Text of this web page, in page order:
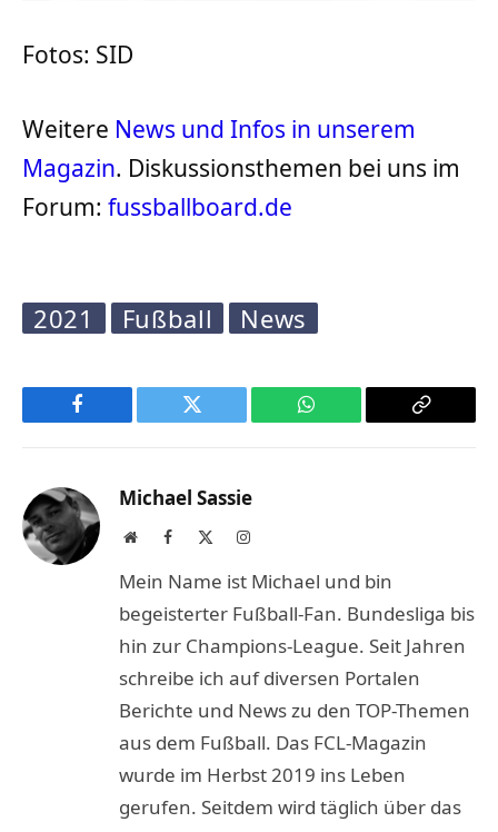
Fotos: SID
Weitere News und Infos in unserem
Magazin. Diskussionsthemen bei uns im
Forum: fussballboard.de
2021 Fußball News
Facebook Twitter WhatsApp
Copy
Michael Sassie
WebsiteFacebook Instagram
Mein Name ist Michael und bin
begeisterter Fußball-Fan. Bundesliga bis
hin zur Champions-League. Seit Jahren
schreibe ich auf diversen Portalen
Berichte und News zu den TOP-Themen
aus dem Fußball. Das FCL-Magazin
wurde im Herbst 2019 ins Leben
gerufen. Seitdem wird täglich über das